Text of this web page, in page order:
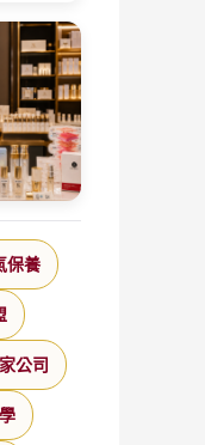
保養
公司